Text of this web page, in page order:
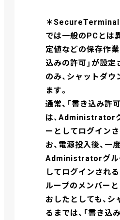
＊SecureTerminal
では一般のPCとは
定値などの保存作業
込みの許可」が設
のみ、シャットダ
ます。
通常、「書き込み許
は、Administrator
ーとしてログイン
お、電源投入後、一
Administratorグル
してログインされ
ループのメンバー
おしたとしても、
るまでは、「書き込